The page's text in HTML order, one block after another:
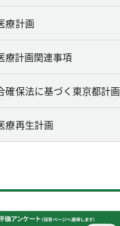
療計画
療計画関連事項
確保法に基づく東京都計画
療再生計画